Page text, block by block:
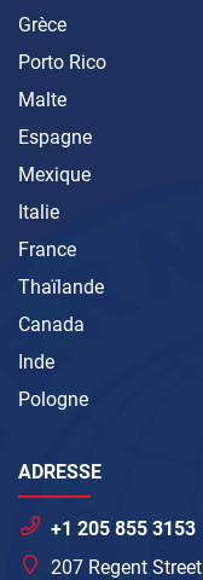
Grèce
Porto Rico
Malte
Espagne
Mexique
Italie
France
Thaïlande
Canada
Inde
Pologne
ADRESSE
+1 205 855 3153
207 Regent Street